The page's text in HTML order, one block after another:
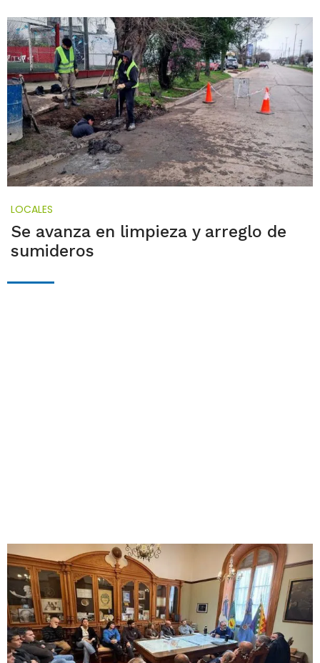
LOCALES
Se avanza en limpieza y arreglo de
sumideros